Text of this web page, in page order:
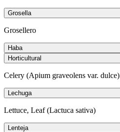
Grosella
Grosellero
Haba
Horticultural
Celery (Apium graveolens var. dulce)
Lechuga
Lettuce, Leaf (Lactuca sativa)
Lenteja